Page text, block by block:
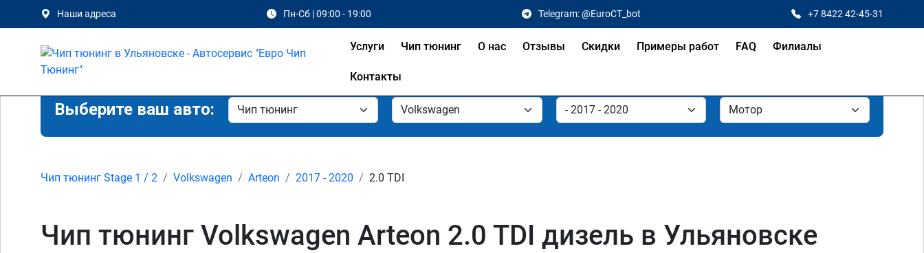
Наши адреса Пн-Сб | 09:00 - 19:00 Telegram: @EuroCT_bot +7 8422 42-45-31
Услуги Чип тюнинг О нас Отзывы Скидки Примеры работ FAQ Филиалы
Контакты
Выберите ваш авто:
Чип тюнинг Stage 1 / 2 Volkswagen Arteon 2017 - 2020 2.0 TDI
Чип тюнинг Volkswagen Arteon 2.0 TDI дизель в Ульяновске